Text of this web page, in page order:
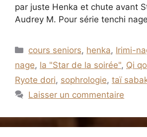
par juste Henka et chute avant
Audrey M. Pour série tenchi nage
Catégories
cours seniors, henka, Irimi-
nage, la "Star de la soirée", Qi
Ryote dori, sophrologie, taï
Laisser un commentaire